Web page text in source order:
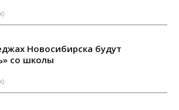
Новосибирска будут
со школы